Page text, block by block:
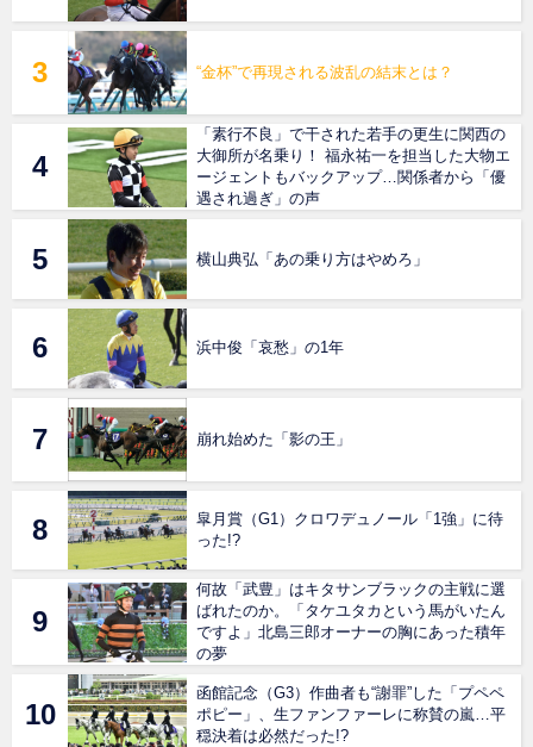
“金杯”で再現される波乱の結末とは？
「素行不良」で干された若手の更生に関西の
大御所が名乗り！ 福永祐一を担当した大物エ
ージェントもバックアップ…関係者から「優
遇され過ぎ」の声
横山典弘「あの乗り方はやめろ」
浜中俊「哀愁」の1年
崩れ始めた「影の王」
皐月賞（G1）クロワデュノール「1強」に待
った!?
何故「武豊」はキタサンブラックの主戦に選
ばれたのか。「タケユタカという馬がいたん
ですよ」北島三郎オーナーの胸にあった積年
の夢
函館記念（G3）作曲者も“謝罪”した「プペペ
ポピー」、生ファンファーレに称賛の嵐…平
穏決着は必然だった!?